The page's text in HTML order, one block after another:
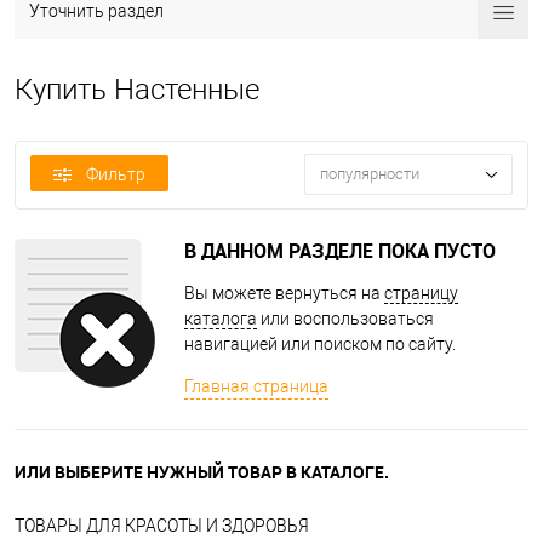
Уточнить раздел
Купить Настенные
Фильтр популярности
В ДАННОМ РАЗДЕЛЕ ПОКА ПУСТО
Вы можете вернуться на страницу
каталога или воспользоваться
навигацией или поиском по сайту.
Главная страница
ИЛИ ВЫБЕРИТЕ НУЖНЫЙ ТОВАР В КАТАЛОГЕ.
ТОВАРЫ ДЛЯ КРАСОТЫ И ЗДОРОВЬЯ